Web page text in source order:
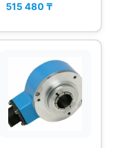
515 480 ₸